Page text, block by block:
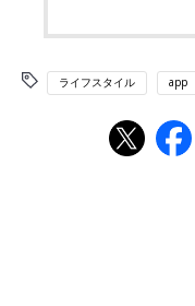
ライフスタイル app